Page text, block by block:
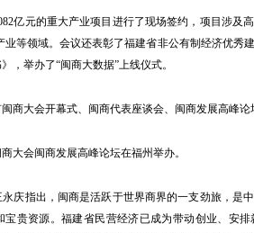
亿元的重大产业项目进行了现场签约，项目涉及
业等领域。会议还表彰了福建省非公有制经济优秀
，举办了“闽商大数据”上线仪式。
大会开幕式、闽商代表座谈会、闽商发展高峰论
会闽商发展高峰论坛在福州举办。
指出，闽商是活跃于世界商界的一支劲旅，是
宝贵资源。福建省民营经济已成为带动创业、安